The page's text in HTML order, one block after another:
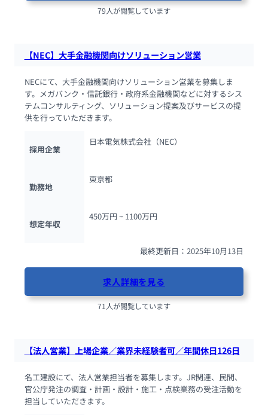
79人が閲覧しています
【NEC】大手金融機関向けソリューション営業
NECにて、大手金融機関向けソリューション営業を募集しま
す。メガバンク・信託銀行・政府系金融機関などに対するシス
テムコンサルティング、ソリューション提案及びサービスの提
供を行っていただきます。
採用企業
日本電気株式会社（NEC）
勤務地
東京都
想定年収
450万円 ~ 1100万円
最終更新日：2025年10月13日
求人詳細を見る
71人が閲覧しています
【法人営業】上場企業／業界未経験者可／年間休日126日
名工建設にて、法人営業担当者を募集します。JR関連、民間、
官公庁発注の調査・計画・設計・施工・点検業務の受注活動を
担当していただきます。